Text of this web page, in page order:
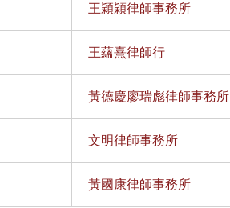
王穎穎律師事務所
王蘊熹律師行
黃德慶廖瑞彪律師事務所
文明律師事務所
黃國康律師事務所